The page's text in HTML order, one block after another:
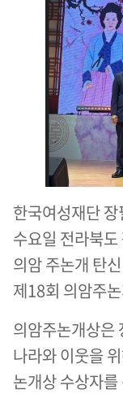
한국여성재단
수요일 전라북
의암 주논개 탄
제18회 의암주
의암주논개상은
나라와 이웃을
논개상 수상자